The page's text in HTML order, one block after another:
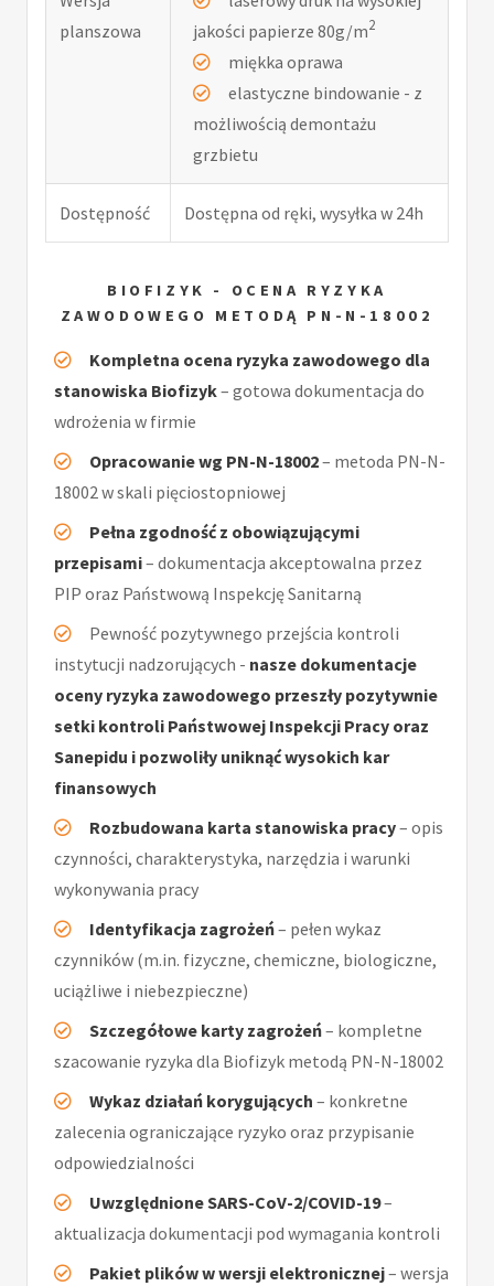
planszowa
jakości papierze 80g/m2
miękka oprawa
elastyczne bindowanie - z
możliwością demontażu
grzbietu
Dostępność Dostępna od ręki, wysyłka w 24h
BIOFIZYK - OCENA RYZYKA
ZAWODOWEGO METODĄ PN-N-18002
Kompletna ocena ryzyka zawodowego dla
stanowiska Biofizyk– gotowa dokumentacja do
wdrożenia w firmie
Opracowanie wg PN-N-18002– metoda PN-N-
18002 w skali pięciostopniowej
Pełna zgodność z obowiązującymi
przepisami– dokumentacja akceptowalna przez
PIP oraz Państwową Inspekcję Sanitarną
Pewność pozytywnego przejścia kontroli
instytucji nadzorujących - nasze dokumentacje
oceny ryzyka zawodowego przeszły pozytywnie
setki kontroli Państwowej Inspekcji Pracy oraz
Sanepidu i pozwoliły uniknąć wysokich kar
finansowych
Rozbudowana karta stanowiska pracy– opis
czynności, charakterystyka, narzędzia i warunki
wykonywania pracy
Identyfikacja zagrożeń– pełen wykaz
czynników (m.in. fizyczne, chemiczne, biologiczne,
uciążliwe i niebezpieczne)
Szczegółowe karty zagrożeń– kompletne
szacowanie ryzyka dla Biofizyk metodą PN-N-18002
Wykaz działań korygujących – konkretne
zalecenia ograniczające ryzyko oraz przypisanie
odpowiedzialności
Uwzględnione SARS-CoV-2/COVID-19–
aktualizacja dokumentacji pod wymagania kontroli
Pakiet plików w wersji elektronicznej– wersja